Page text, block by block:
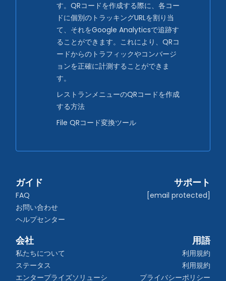
す。QRコードを作成する際に、各コー
ドに個別のトラッキングURLを割り当
て、それをGoogle Analyticsで追跡す
ることができます。これにより、QRコ
ードからのトラフィックやコンバージ
ョンを正確に計測することができま
す。
レストランメニューのQRコードを作成
する方法
File QRコード変換ツール
ガイド
FAQ
お問い合わせ
ヘルプセンター
サポート
[email protected]
会社
私たちについて
ステータス
エンタープライズソリューシ
用語
利用規約
利用規約
プライバシーポリシー